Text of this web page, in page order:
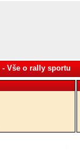
- Vše o rally sportu